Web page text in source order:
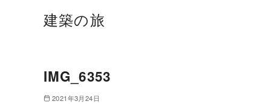
建築の旅
IMG_6353
2021年3月24日